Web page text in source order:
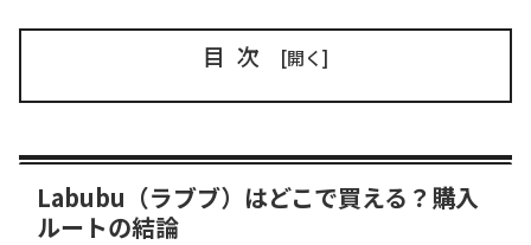
目次
Labubu（ラブブ）はどこで買える？購入
ルートの結論